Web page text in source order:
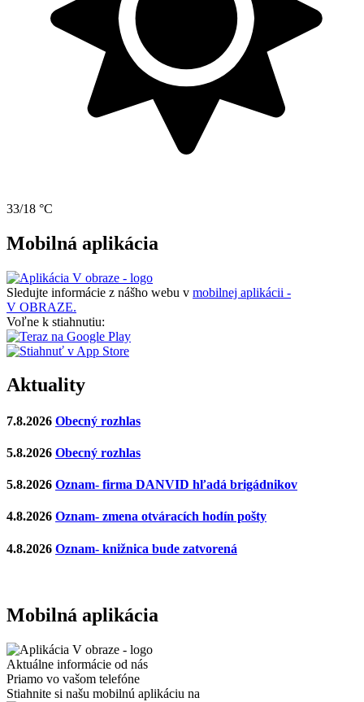
33/18 °C
Mobilná aplikácia
Sledujte informácie z nášho webu v mobilnej aplikácii -
V OBRAZE.
Voľne k stiahnutiu:
Aktuality
7.8.2026 Obecný rozhlas
5.8.2026 Obecný rozhlas
5.8.2026 Oznam- firma DANVID hľadá brigádnikov
4.8.2026 Oznam- zmena otváracích hodín pošty
4.8.2026 Oznam- knižnica bude zatvorená
Mobilná aplikácia
Aktuálne informácie od nás
Priamo vo vašom telefóne
Stiahnite si našu mobilnú aplikáciu na